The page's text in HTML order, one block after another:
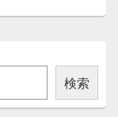
検索